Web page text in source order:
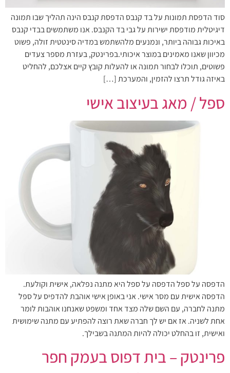
סוד הדפסת תמונות על בד קנבס הדפסת קנבס הינה תהליך שבו תמונה
דיגיטלית מודפסת ישירות על גבי בד הקנבס. אנו משתמשים בבדי קנבס
באיכות גבוהה ביותר, ונמנעים מלהשתמש במדיה סינטטית זולה, פשוט
מכיוון שאנו מאמינים במוצר איכותי.בפרינטק, בעזרת מספר צעדים
פשוטים, תוכלו לבחור תמונה או להעלות קובץ קיים אצלכם, להחליט
באיזה גודל תרצו להזמין, והמערכת […]
ספל / מאג בעיצוב אישי
הדפסה על ספל הדפסה על ספל היא מתנה נפלאה, אישית וקולעת.
הדפסה אישית עם מסר אישי. אני באופן אישי אוהבת להדפיס על ספל
מתנה לחברה, עם השם שלה מצד אחד ומשפט שאנחנו אוהבות לומר
אחת לשניה. אז אם יש לך חברה שאת רוצה להפתיע עם מתנה שימושית
ואישית, זו בהחלט יכולה להיות המתנה בשבילך.
פרינטק – בית דפוס בעמק חפר